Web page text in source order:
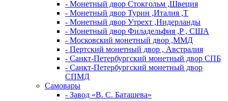
- Монетный двор Стокгольм ,Швеция
- Монетный двор Турин ,Италия ,T
- Монетный двор Утрехт ,Нидерланды
- Монетный двор Филадельфия ,P , США
- Московский монетный двор ,ММД
- Пертский монетный двор , Австралия
- Санкт-Петербургский монетный двор СПБ
- Санкт-Петербургский монетный двор
СПМД
Самовары
- Завод «В. С. Баташева»